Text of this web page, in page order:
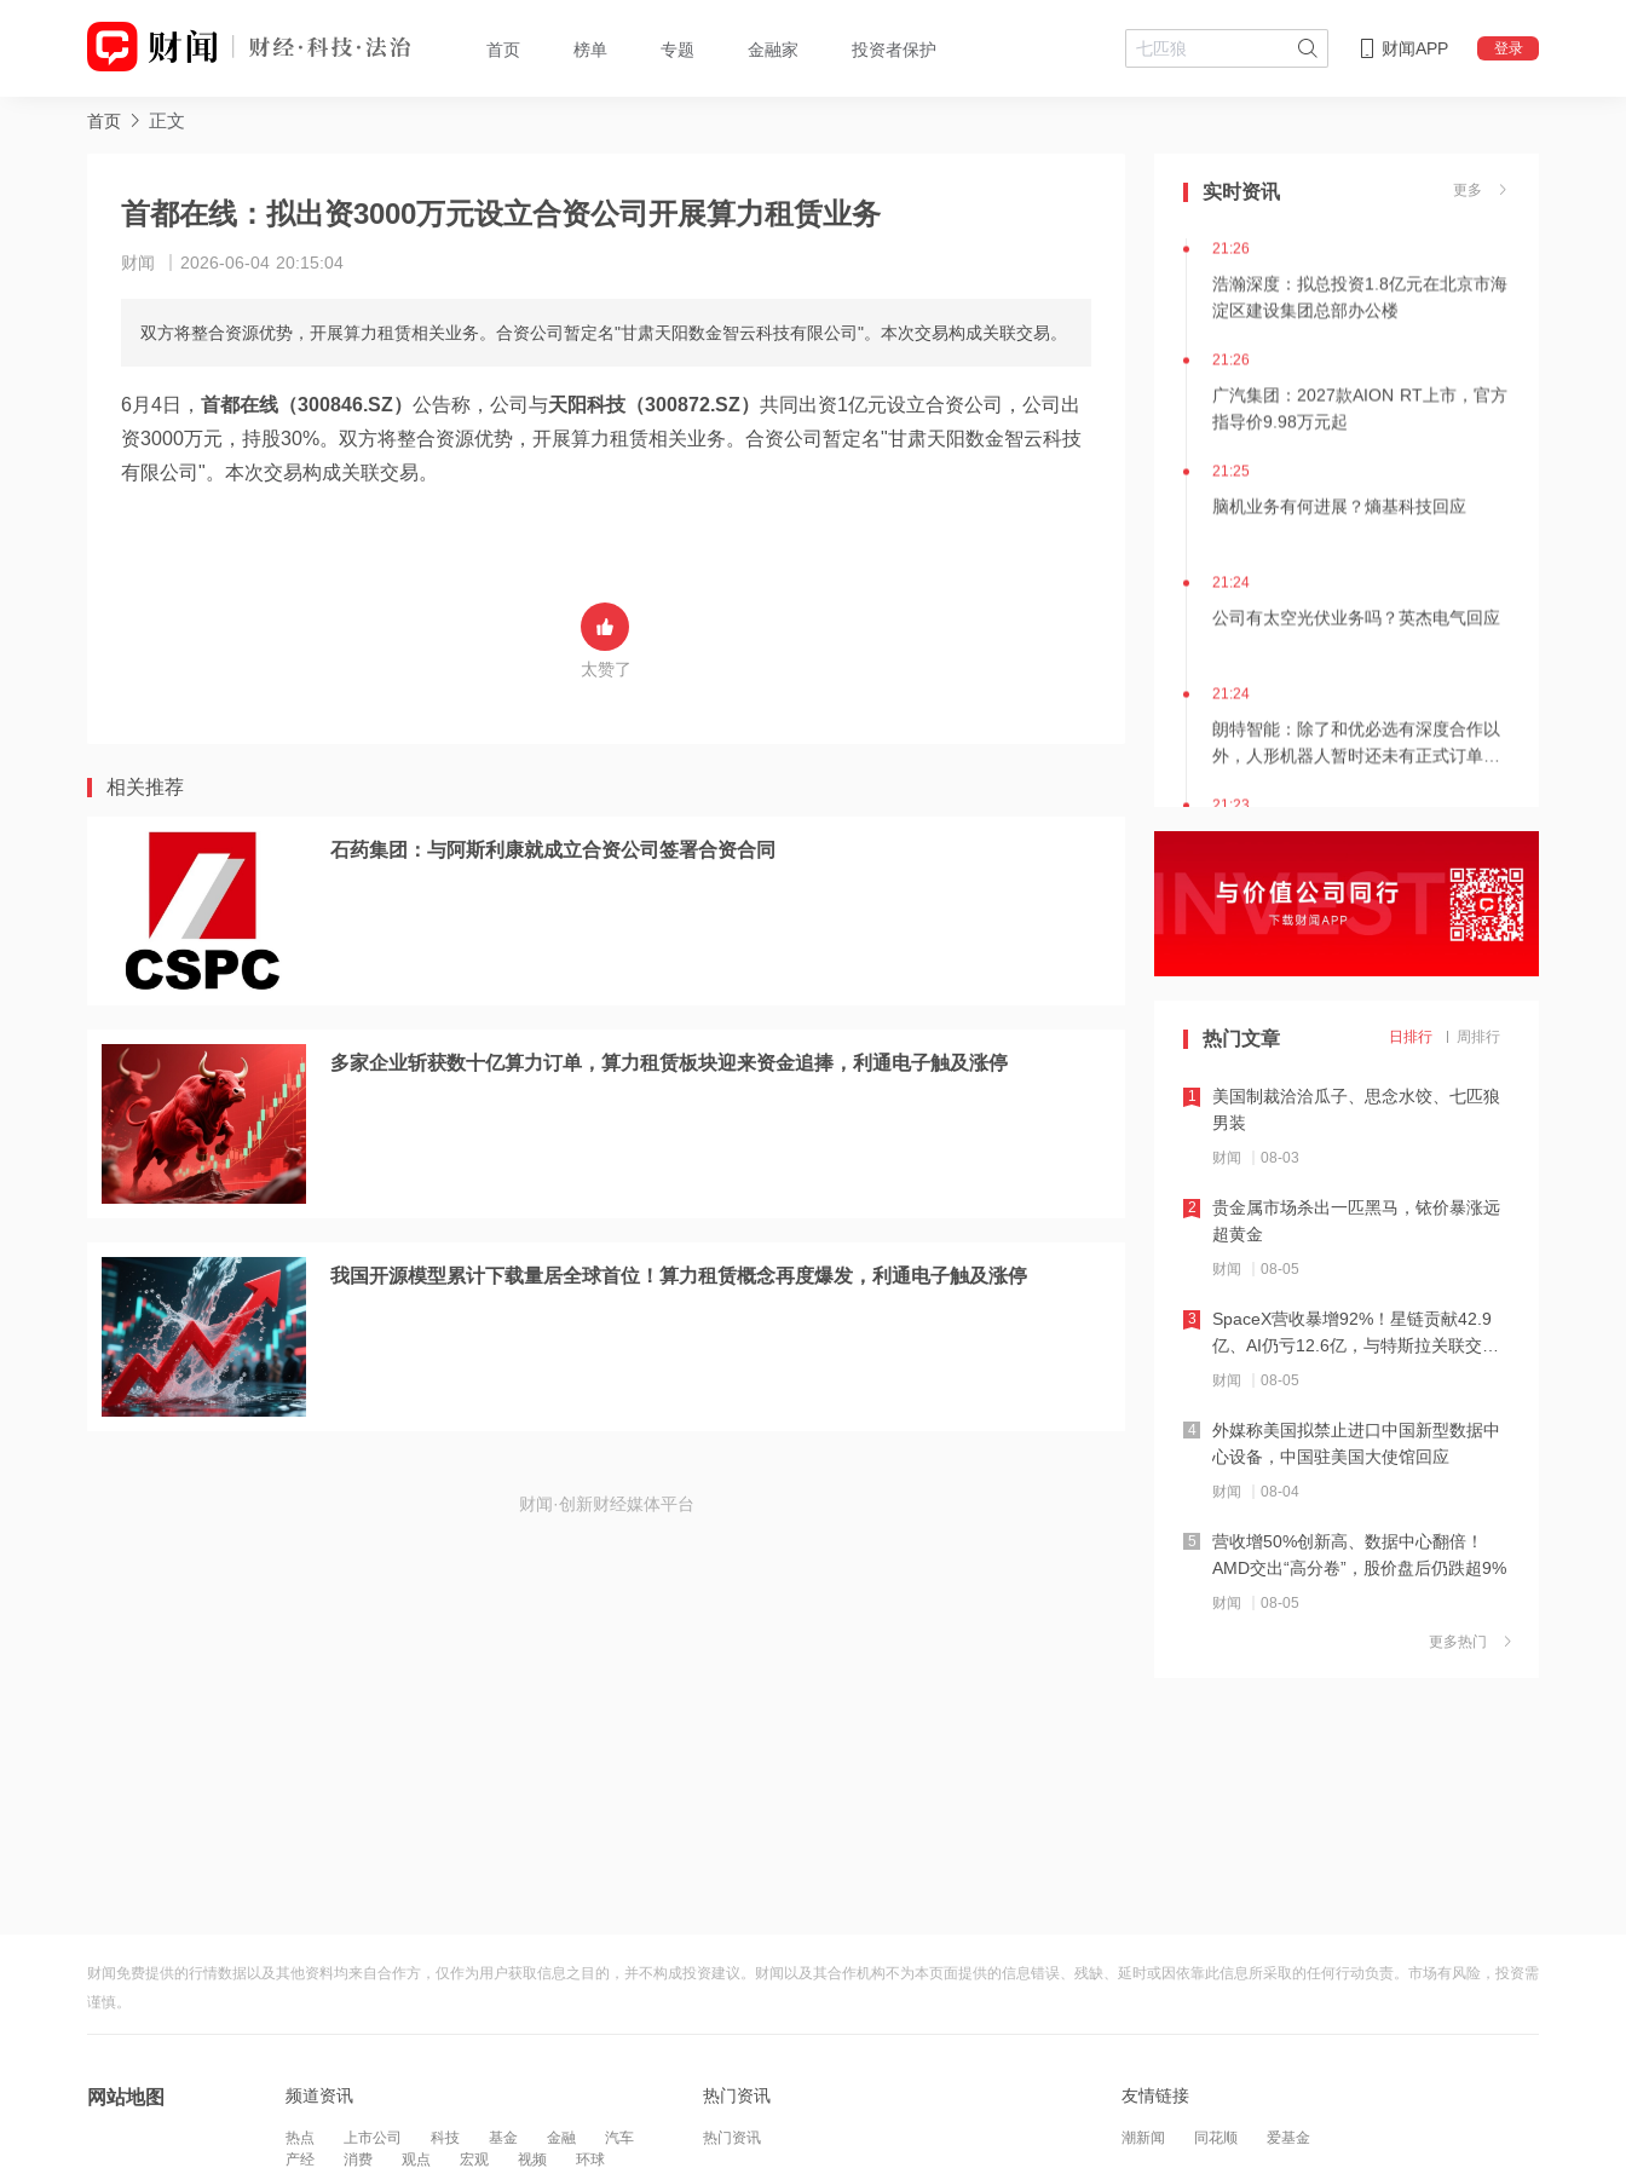
首页 榜单 专题 金融家 投资者保护 财闻APP 登录
首页 正文
首都在线：拟出资3000万元设立合资公司开展算力租赁业务
财闻 2026-06-04 20:15:04
双方将整合资源优势，开展算力租赁相关业务。合资公司暂定名"甘肃天阳数金智云科技有限公司"。本次交易构成关联交易。
6月4日， 首都在线（300846.SZ） 公告称，公司与天阳科技（300872.SZ） 共同出资1亿元设立合资公司，公司出
资3000万元，持股30%。双方将整合资源优势，开展算力租赁相关业务。合资公司暂定名"甘肃天阳数金智云科技
有限公司"。本次交易构成关联交易。
太赞了
相关推荐
石药集团：与阿斯利康就成立合资公司签署合资合同
多家企业斩获数十亿算力订单，算力租赁板块迎来资金追捧，利通电子触及涨停
我国开源模型累计下载量居全球首位！算力租赁概念再度爆发，利通电子触及涨停
财闻·创新财经媒体平台
实时资讯 更多
达成协议
21:26
浩瀚深度：拟总投资1.8亿元在北京市海
淀区建设集团总部办公楼
21:26
广汽集团：2027款AION RT上市，官方
指导价9.98万元起
21:25
脑机业务有何进展？熵基科技回应
21:24
公司有太空光伏业务吗？英杰电气回应
21:24
朗特智能：除了和优必选有深度合作以
外，人形机器人暂时还未有正式订单落
21:23
京东方A：玻璃基封装载板相关业务尚
21:22
龙头企业连续提价，白酒行业企稳了吗
以军空袭黎巴嫩南部
21:20
杰富瑞下调消费电子零售商百思买评级
21:20
欧菲光：周亮辞去董事会秘书职务，聘
21:19
ST椰岛：董事兼副总经理李铁锋因身体
21:17
中信海直：吴星海当选为第九届董事会
21:17
白俄罗斯7月对俄汽油和柴油出口创历史
结果发表
21:03
热门文章 日排行 周排行
美国制裁洽洽瓜子、思念水饺、七匹狼
男装
财闻 08-03
1
贵金属市场杀出一匹黑马，铱价暴涨远
超黄金
财闻 08-05
2
SpaceX营收暴增92%！星链贡献42.9
亿、AI仍亏12.6亿，与特斯拉关联交易
曝光
财闻 08-05
3
外媒称美国拟禁止进口中国新型数据中
心设备，中国驻美国大使馆回应
财闻 08-04
4
营收增50%创新高、数据中心翻倍！
AMD交出“高分卷”，股价盘后仍跌超9%
财闻 08-05
5
财闻早知道丨道指标普创历史新高
DeepSeek又打赢了价格战
财闻 08-05
更多热门
财闻免费提供的行情数据以及其他资料均来自合作方，仅作为用户获取信息之目的，并不构成投资建议。财闻以及其合作机构不为本页面提供的信息错误、残缺、延时或因依靠此信息所采取的任何行动负责。市场有风险，投资需
谨慎。
网站地图 频道资讯
热点 上市公司 科技 基金 金融
汽车
产经
消费 观点 宏观 视频 环球
热门资讯
热门资讯
友情链接
潮新闻 同花顺 爱基金